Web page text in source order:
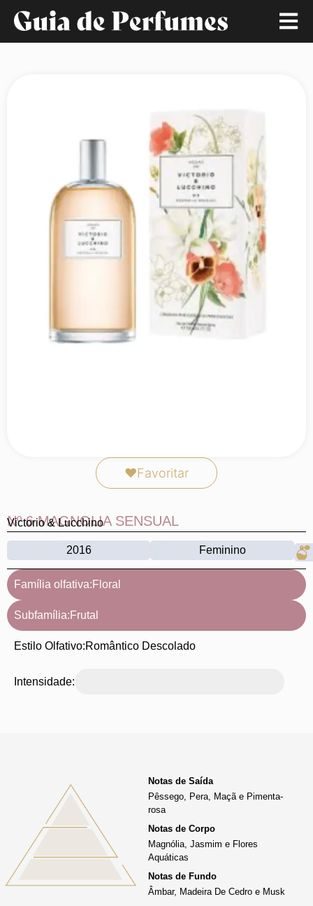
❤Favoritar
Nº 6 MAGNOLIA SENSUAL
Victorio & Lucchino
2016 Feminino
Família olfativa: Floral
Subfamília: Frutal
Estilo Olfativo:Romântico Descolado
Intensidade:
Notas de Saída
Pêssego, Pera, Maçã e Pimenta-
rosa
Notas de Corpo
Magnólia, Jasmim e Flores
Aquáticas
Notas de Fundo
Âmbar, Madeira De Cedro e Musk